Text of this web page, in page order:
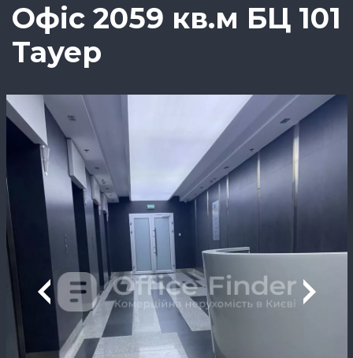
Офіс 2059 кв.м БЦ 101
Тауер
Зображення